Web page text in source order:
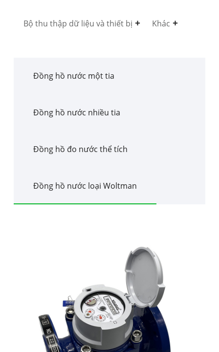
Bộ thu thập dữ liệu và thiết bị Khác
Đồng hồ nước một tia
Đồng hồ nước nhiều tia
Đồng hồ đo nước thể tích
Đồng hồ nước loại Woltman